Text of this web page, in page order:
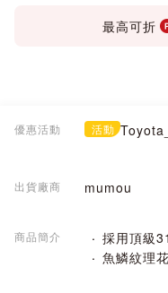
最高可折
優惠活動 活動
出貨廠商 mumou
商品簡介
採用頂級
魚鱗紋理